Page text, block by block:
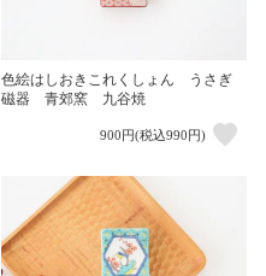
色絵はしおきこれくしょん うさぎ
磁器 青郊窯 九谷焼
900円(税込990円)